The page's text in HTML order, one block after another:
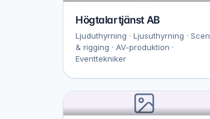
Högtalartjänst AB
Ljuduthyrning · Ljusuthyrning · Scen
& rigging · AV-produktion ·
Eventtekniker